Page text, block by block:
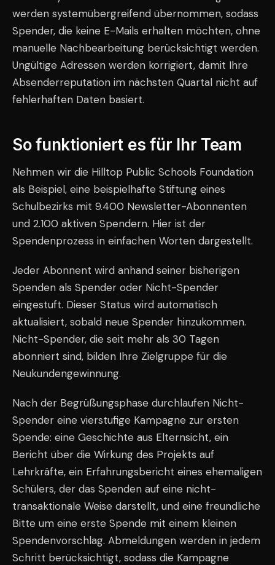
werden systemübergreifend übernommen, sodass
Spender, die keine E-Mails erhalten möchten, ohne
manuelle Nachbearbeitung berücksichtigt werden.
Ungültige Adressen werden korrigiert, damit Ihre
Absenderreputation im nächsten Quartal nicht auf
fehlerhaften Daten basiert.
So funktioniert es für Ihr Team
Nehmen wir die Hilltop Public Schools Foundation
als Beispiel, eine beispielhafte Stiftung eines
Schulbezirks mit 9.400 Newsletter-Abonnenten
und 2.100 aktiven Spendern. Hier ist der
Spendenprozess in einfachen Worten dargestellt.
Jeder Abonnent wird anhand seiner bisherigen
Spenden als Spender oder Nicht-Spender
eingestuft. Dieser Status wird automatisch
aktualisiert, sobald neue Spender hinzukommen.
Nicht-Spender, die seit mehr als 30 Tagen
abonniert sind, bilden Ihre Zielgruppe für die
Neukundengewinnung.
Nach der Begrüßungsphase durchlaufen Nicht-
Spender eine vierstufige Kampagne zur ersten
Spende: eine Geschichte aus Elternsicht, ein
Bericht über die Wirkung des Projekts auf
Lehrkräfte, ein Erfahrungsbericht eines ehemaligen
Schülers, der das Spenden auf eine nicht-
transaktionale Weise darstellt, und eine freundliche
Bitte um eine erste Spende mit einem kleinen
Spendenvorschlag. Abmeldungen werden in jedem
Schritt berücksichtigt, sodass die Kampagne